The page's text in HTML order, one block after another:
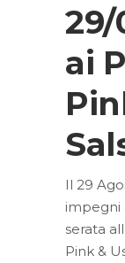
ai
Il 29
impegni
serata
Pink &